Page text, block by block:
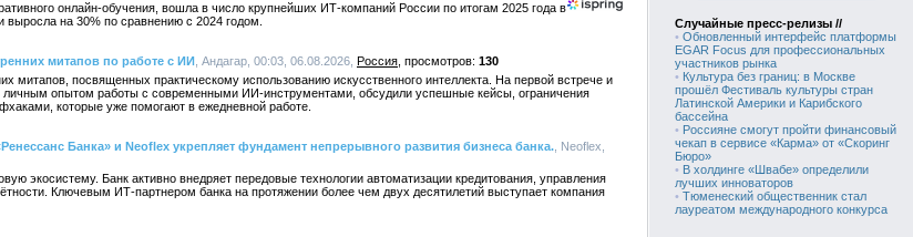
онлайн-обучения, вошла в число крупнейших ИТ-компаний России по итогам 2025 года в
на 30% по сравнению с 2024 годом.
митапов по работе с ИИ , Андагар, 00:03, 06.08.2026, Россия
130
митапов, посвященных практическому использованию искусственного интеллекта. На первой встрече и
личным опытом работы с современными ИИ-инструментами, обсудили успешные кейсы, ограничения
которые уже помогают в ежедневной работе.
Банка» и Neoflex укрепляет фундамент непрерывного развития бизнеса банка. , Neoflex,
экосистему. Банк активно внедряет передовые технологии автоматизации кредитования, управления
Ключевым ИТ-партнером банка на протяжении более чем двух десятилетий выступает компания
Случайные пресс-релизы //
• Обновленный интерфейс платформы
EGAR Focus для профессиональных
участников рынка
• Культура без границ: в Москве
прошёл Фестиваль культуры стран
Латинской Америки и Карибского
бассейна
• Россияне смогут пройти финансовый
чекап в сервисе «Карма» от «Скоринг
Бюро»
• В холдинге «Швабе» определили
лучших инноваторов
• Тюменеский общественник стал
лауреатом международного конкурса